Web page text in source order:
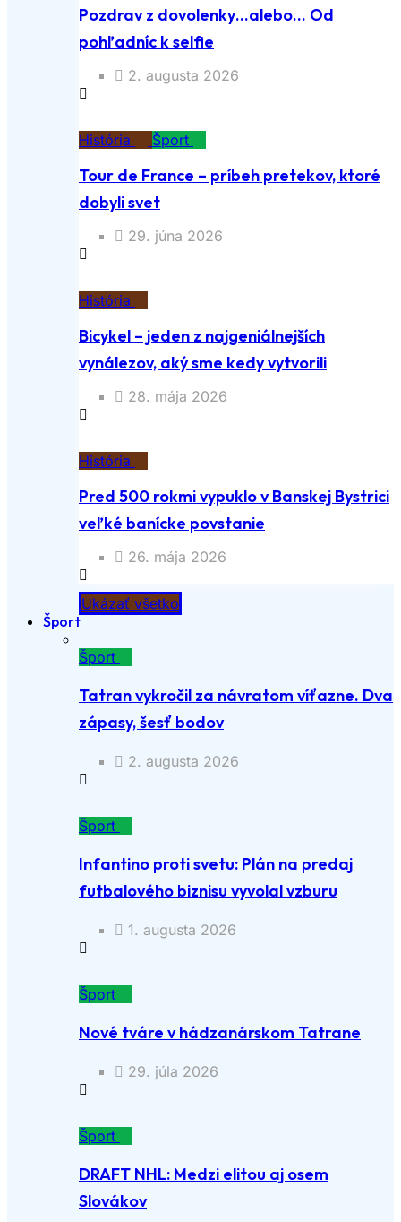
Pozdrav z dovolenky…alebo… Od
pohľadníc k selfie
2. augusta 2026
História Šport
Tour de France – príbeh pretekov, ktoré
dobyli svet
29. júna 2026
História
Bicykel – jeden z najgeniálnejších
vynálezov, aký sme kedy vytvorili
28. mája 2026
História
Pred 500 rokmi vypuklo v Banskej Bystrici
veľké banícke povstanie
26. mája 2026
Ukázať všetko
Šport
Šport
Tatran vykročil za návratom víťazne. Dva
zápasy, šesť bodov
2. augusta 2026
Šport
Infantino proti svetu: Plán na predaj
futbalového biznisu vyvolal vzburu
1. augusta 2026
Šport
Nové tváre v hádzanárskom Tatrane
29. júla 2026
Šport
DRAFT NHL: Medzi elitou aj osem
Slovákov